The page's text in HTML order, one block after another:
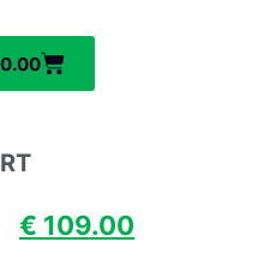
0.00
€ 109.00